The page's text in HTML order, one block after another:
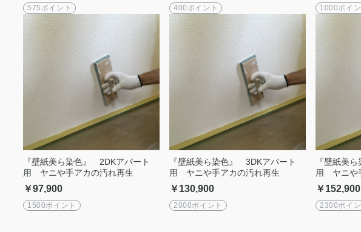
575ポイント 400ポイント 1000ポイン
『壁紙美ら染色』 2DKアパート
用 ヤニや手アカの汚れ再生
￥97,900
1500ポイント
『壁紙美ら染色』 3DKアパート
用 ヤニや手アカの汚れ再生
￥130,900
2000ポイント
『壁紙美
用 ヤニや
￥152,900
2300ポイン